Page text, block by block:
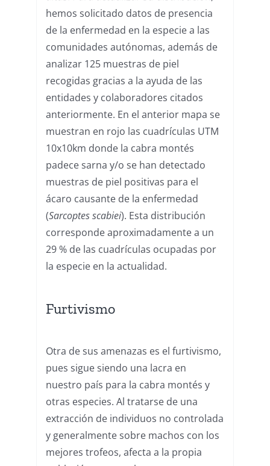
hemos solicitado datos de presencia
de la enfermedad en la especie a las
comunidades autónomas, además de
analizar 125 muestras de piel
recogidas gracias a la ayuda de las
entidades y colaboradores citados
anteriormente. En el anterior mapa se
muestran en rojo las cuadrículas UTM
10x10km donde la cabra montés
padece sarna y/o se han detectado
muestras de piel positivas para el
ácaro causante de la enfermedad
(Sarcoptes scabiei). Esta distribución
corresponde aproximadamente a un
29 % de las cuadrículas ocupadas por
la especie en la actualidad.
Furtivismo
Otra de sus amenazas es el furtivismo,
pues sigue siendo una lacra en
nuestro país para la cabra montés y
otras especies. Al tratarse de una
extracción de individuos no controlada
y generalmente sobre machos con los
mejores trofeos, afecta a la propia